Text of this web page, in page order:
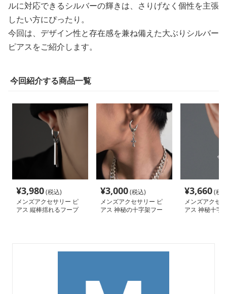
ルに対応できるシルバーの輝きは、さりげなく個性を主張
したい方にぴったり。
今回は、デザイン性と存在感を兼ね備えた大ぶりシルバー
ピアスをご紹介します。
今回紹介する商品一覧
¥3,980(税込)
メンズアクセサリー ピ
アス 縦棒揺れるフープ
¥3,000(税込)
メンズアクセサリー ピ
アス 神秘の十字架フー
¥3,660(税
メンズアクセ
アス 神秘十字